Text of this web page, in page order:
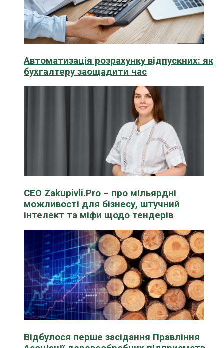
Автоматизація розрахунку відпускних: як
бухгалтеру заощадити час
CEO Zakupivli.Pro – про мільярдні
можливості для бізнесу, штучний
інтелект та міфи щодо тендерів
Відбулося перше засідання Правління